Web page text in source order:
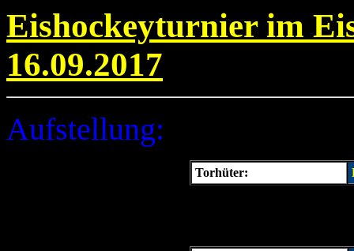
Eishockeyturnier im
16.09.2017
Aufstellung:
Torhüter: